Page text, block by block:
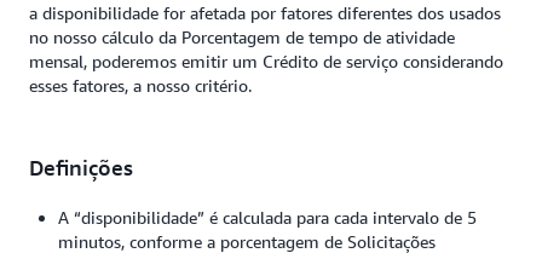
a disponibilidade for afetada por fatores diferentes dos usados
no nosso cálculo da Porcentagem de tempo de atividade
mensal, poderemos emitir um Crédito de serviço considerando
esses fatores, a nosso critério.
Definições
A “disponibilidade” é calculada para cada intervalo de 5
minutos, conforme a porcentagem de Solicitações